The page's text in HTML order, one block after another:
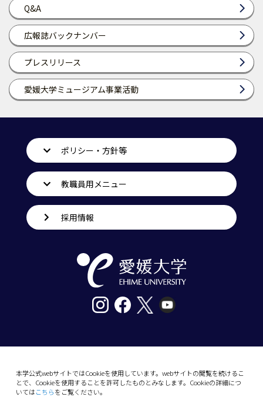
Q&A
広報誌バックナンバー
プレスリリース
愛媛大学ミュージアム事業活動
本学公式webサイトではCookieを使用しています。webサイトの閲覧を続けるこ
とで、Cookieを使用することを許可したものとみなします。Cookieの詳細につ
いてはこちらをご覧ください。
ポリシー・方針等
教職員用メニュー
採用情報
10-13 Dogo-Himata, Matsuyama, Ehime 790-